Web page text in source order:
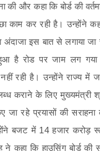
की और कहा कि बोर्ड की
काम कर रही है। उन्होंने
इस बात से लगाया
है रोड पर जाम लग
रही है। उन्होंने राज्य में
कराने के लिए मुख्यमंत्री
जा रहे प्रयासों की
बजट में 14 हजार करोड़
ने कहा कि हाउसिंग बोर्ड की